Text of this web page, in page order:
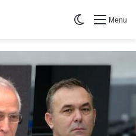
Menu
Switch skin